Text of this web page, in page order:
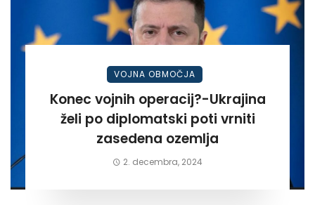
VOJNA OBMOČJA
Konec vojnih operacij?-Ukrajina
želi po diplomatski poti vrniti
zasedena ozemlja
2. decembra, 2024